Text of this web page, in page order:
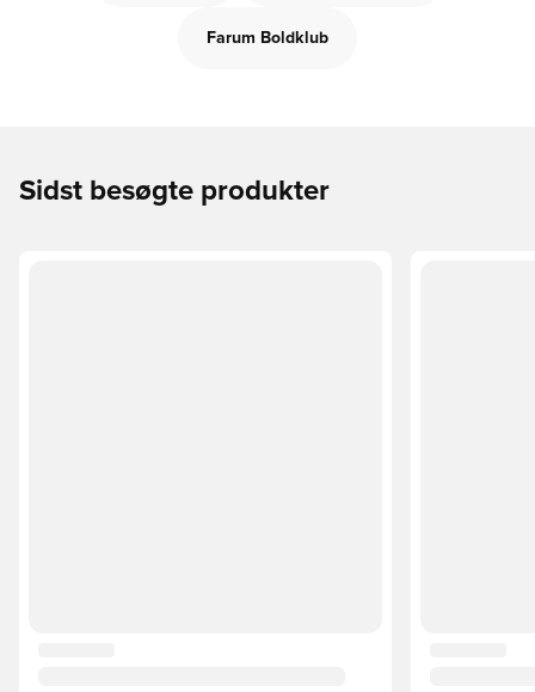
Farum Boldklub
Sidst besøgte produkter